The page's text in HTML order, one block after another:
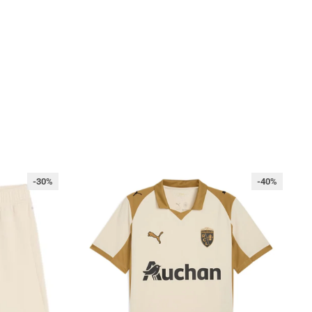
-30% -40%